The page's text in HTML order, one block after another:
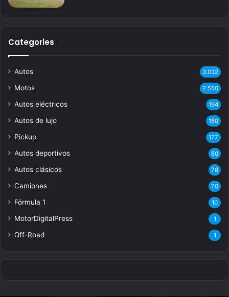
Categories
Autos 3.032
Motos 2.550
Autos eléctricos 194
Autos de lujo 180
Pickup 177
Autos deportivos 80
Autos clásicos 78
Camiones 70
Fórmula 1 10
MotorDigitalPress 1
Off-Road 1